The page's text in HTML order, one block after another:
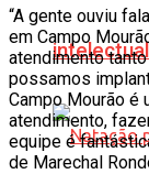
“A gente ouviu
em Campo
atendimento
possamos
Campo Mourão é
atendimento,
equipe é
de Marechal